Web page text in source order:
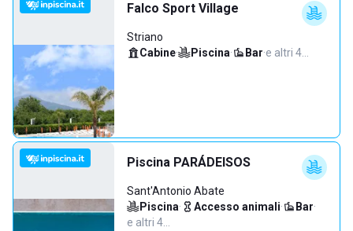
Falco Sport Village
Striano
Cabine· Piscina· Bar·e altri 4…
Piscina PARÁDEISOS
Sant'Antonio Abate
Piscina· Accesso animali· Bar·
e altri 4…